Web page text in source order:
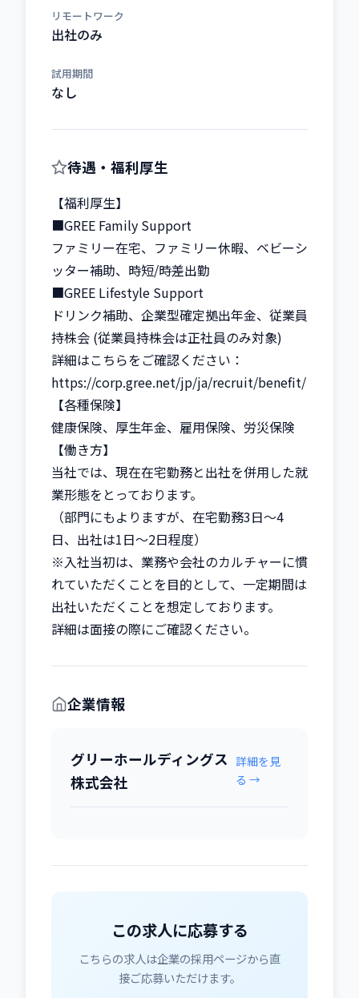
リモートワーク
出社のみ
試用期間
なし
待遇・福利厚生
【福利厚生】
■GREE Family Support
ファミリー在宅、ファミリー休暇、ベビーシ
ッター補助、時短/時差出勤
■GREE Lifestyle Support
ドリンク補助、企業型確定拠出年金、従業員
持株会 (従業員持株会は正社員のみ対象)
詳細はこちらをご確認ください：
https://corp.gree.net/jp/ja/recruit/benefit/
【各種保険】
健康保険、厚生年金、雇用保険、労災保険
【働き方】
当社では、現在在宅勤務と出社を併用した就
業形態をとっております。
（部門にもよりますが、在宅勤務3日～4
日、出社は1日～2日程度）
※入社当初は、業務や会社のカルチャーに慣
れていただくことを目的として、一定期間は
出社いただくことを想定しております。
詳細は面接の際にご確認ください。
企業情報
グリーホールディングス
株式会社
詳細を見
る →
この求人に応募する
こちらの求人は企業の採用ページから直
接ご応募いただけます。